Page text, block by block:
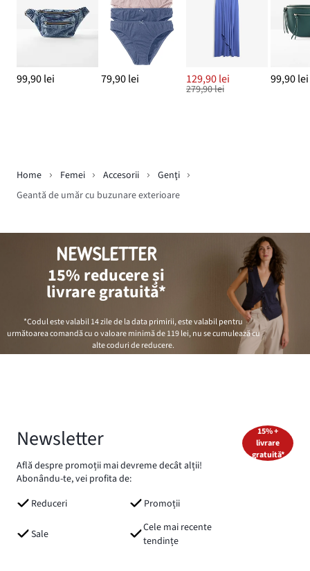
99,90 lei 79,90 lei 129,90 lei
279,90 lei
99,90 lei
Home Femei Accesorii
Genţi
Geantă de umăr cu buzunare exterioare
NEWSLETTER
15% reducere și
livrare gratuită*
*Codul este valabil 14 zile de la data primirii, este valabil pentru
următoarea comandă cu o valoare minimă de119 lei, nu se cumulează cu
alte coduri de reducere.
Newsletter
Află despre promoții mai devreme decât alții!
Abonându-te, vei profita de:
Reduceri
Promoții
Sale
Cele mai recente
tendințe
15% +
livrare
gratuită*